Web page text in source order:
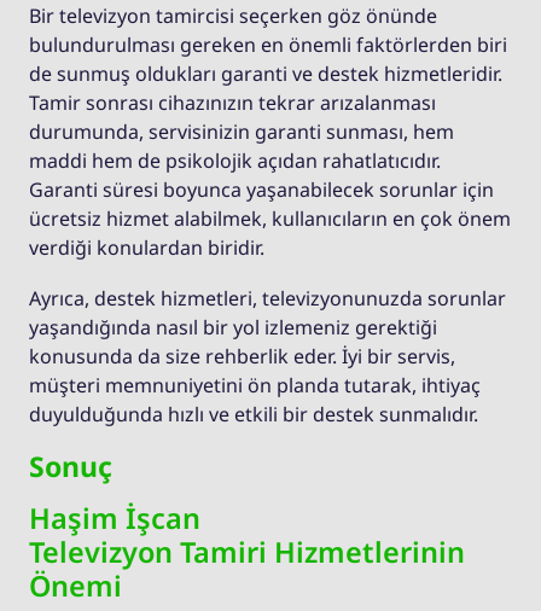
Bir televizyon tamircisi seçerken göz önünde
bulundurulması gereken en önemli faktörlerden biri
de sunmuş oldukları garanti ve destek hizmetleridir.
Tamir sonrası cihazınızın tekrar arızalanması
durumunda, servisinizin garanti sunması, hem
maddi hem de psikolojik açıdan rahatlatıcıdır.
Garanti süresi boyunca yaşanabilecek sorunlar için
ücretsiz hizmet alabilmek, kullanıcıların en çok önem
verdiği konulardan biridir.
Ayrıca, destek hizmetleri, televizyonunuzda sorunlar
yaşandığında nasıl bir yol izlemeniz gerektiği
konusunda da size rehberlik eder. İyi bir servis,
müşteri memnuniyetini ön planda tutarak, ihtiyaç
duyulduğunda hızlı ve etkili bir destek sunmalıdır.
Sonuç
Haşim İşcan
Televizyon Tamiri Hizmetlerinin
Önemi